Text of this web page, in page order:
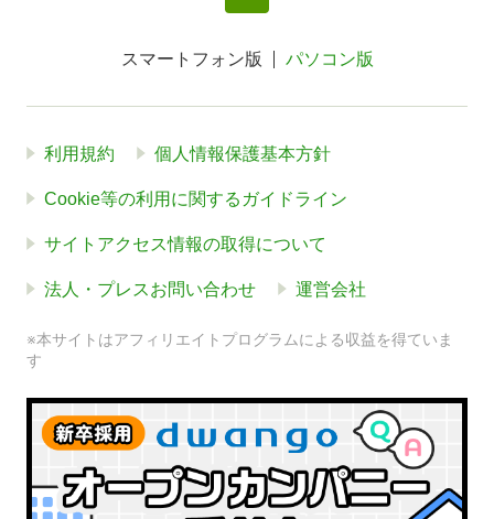
スマートフォン版 パソコン版
利用規約 個人情報保護基本方針
Cookie等の利用に関するガイドライン
サイトアクセス情報の取得について
法人・プレスお問い合わせ 運営会社
※本サイトはアフィリエイトプログラムによる収益を得ていま
す